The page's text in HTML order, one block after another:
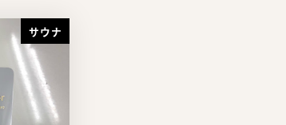
サウナ